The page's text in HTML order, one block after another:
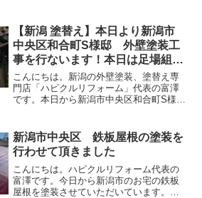
高圧洗浄前に目荒らし作業を行っていき
ます。目荒らしとは鉄板表...
【新潟 塗替え】本日より新潟市
中央区和合町S様邸 外壁塗装工
事を行ないます！本日は足場組み
立てです
こんにちは。新潟の外壁塗装、塗替え専
門店「ハピクルリフォーム」代表の富澤
です。本日から新潟市中央区和合町S様の
御宅は大きな御宅です。立派な和風の家
で庭もあり綺麗に手入...
新潟市中央区 鉄板屋根の塗装を
行わせて頂きました
こんにちは。ハピクルリフォーム代表の
富澤です。今日から新潟市のお宅の鉄板
屋根を塗装させていただいています。築